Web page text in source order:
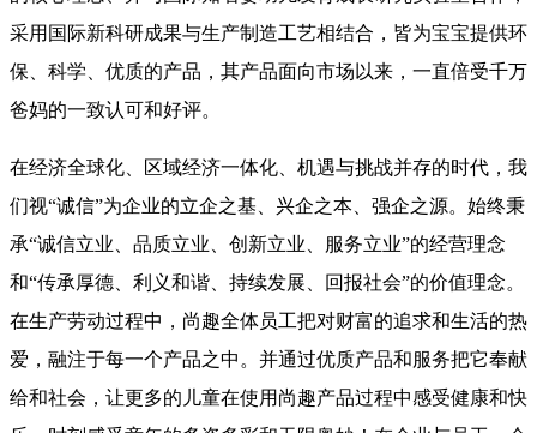
采用国际新科研成果与生产制造工艺相结合，皆为宝宝提供环
保、科学、优质的产品，其产品面向市场以来，一直倍受千万
爸妈的一致认可和好评。
在经济全球化、区域经济一体化、机遇与挑战并存的时代，我
们视“诚信”为企业的立企之基、兴企之本、强企之源。始终秉
承“诚信立业、品质立业、创新立业、服务立业”的经营理念
和“传承厚德、利义和谐、持续发展、回报社会”的价值理念。
在生产劳动过程中，尚趣全体员工把对财富的追求和生活的热
爱，融注于每一个产品之中。并通过优质产品和服务把它奉献
给和社会，让更多的儿童在使用尚趣产品过程中感受健康和快